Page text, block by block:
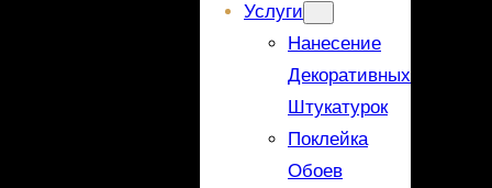
Услуги
Нанесение
Декоративных
Штукатурок
Поклейка
Обоев